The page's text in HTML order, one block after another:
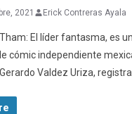
2021 Erick Contreras Ayala
El líder fantasma, es un
cómic independiente
Valdez Uriza,